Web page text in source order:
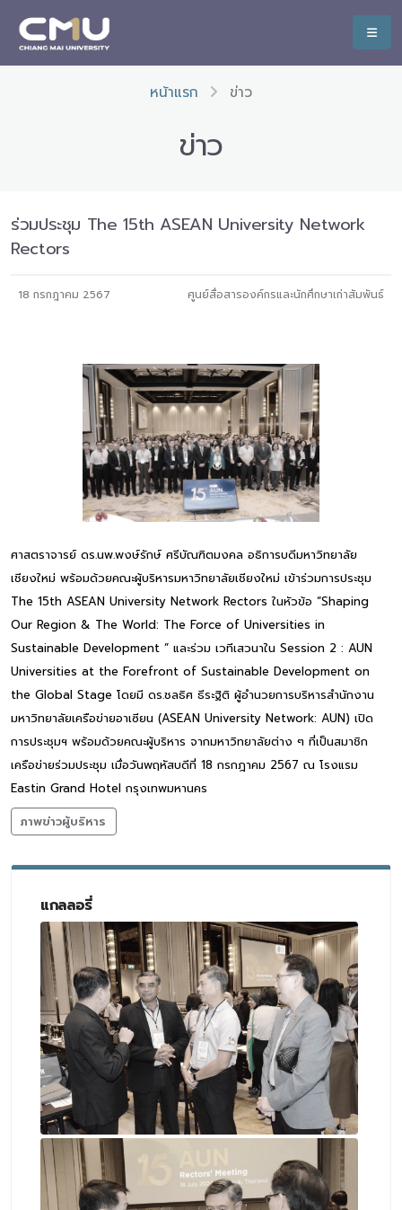
หน้าแรก ข่าว
ข่าว
ร่วมประชุม The 15th ASEAN University Network
Rectors
18 กรกฎาคม 2567 ศูนย์สื่อสารองค์กรและนักศึกษาเก่าสัมพันธ์
ศาสตราจารย์ ดร.นพ.พงษ์รักษ์ ศรีบัณฑิตมงคล อธิการบดีมหาวิทยาลัย
เชียงใหม่ พร้อมด้วยคณะผู้บริหารมหาวิทยาลัยเชียงใหม่ เข้าร่วมการประชุม
The 15th ASEAN University Network Rectors ในหัวข้อ “Shaping
Our Region & The World: The Force of Universities in
Sustainable Development ” และร่วม เวทีเสวนาใน Session 2 : AUN
Universities at the Forefront of Sustainable Development on
the Global Stage โดยมี ดร.ชลธิศ ธีระฐิติ ผู้อำนวยการบริหารสำนักงาน
มหาวิทยาลัยเครือข่ายอาเซียน (ASEAN University Network: AUN) เปิด
การประชุมฯ พร้อมด้วยคณะผู้บริหาร จากมหาวิทยาลัยต่าง ๆ ที่เป็นสมาชิก
เครือข่ายร่วมประชุม เมื่อวันพฤหัสบดีที่ 18 กรกฎาคม 2567 ณ โรงแรม
Eastin Grand Hotel กรุงเทพมหานคร
ภาพข่าวผู้บริหาร
แกลลอรี่